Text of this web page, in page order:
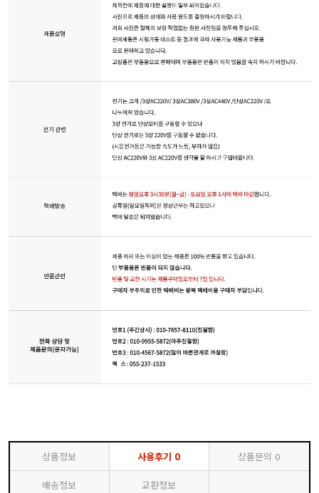
상품정보 사용후기 0 상품문의 0
배송정보 교환정보